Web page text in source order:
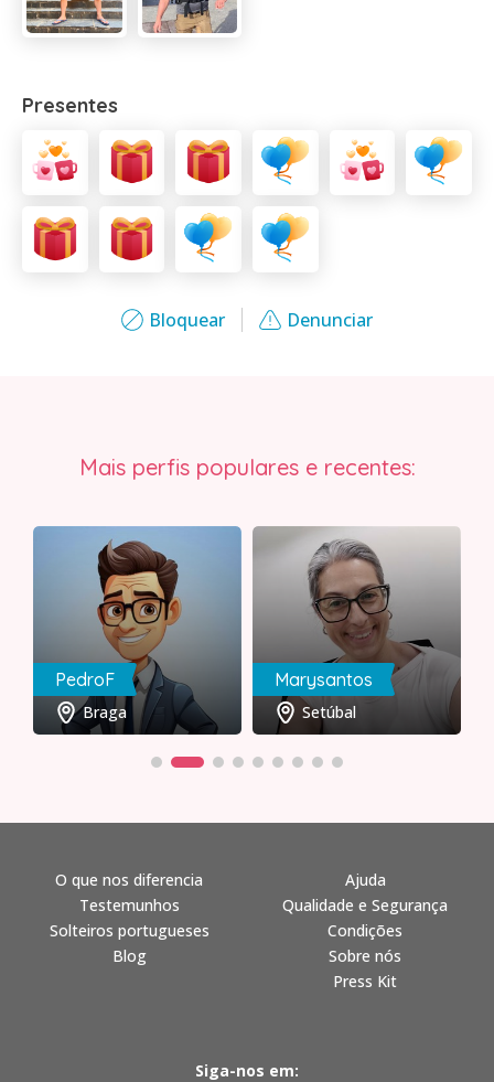
Bloquear Denunciar
Presentes
Mais perfis populares e recentes:
PedroF
Braga
Marysantos
Setúbal
O que nos diferencia
Testemunhos
Solteiros portugueses
Blog
Ajuda
Qualidade e Segurança
Condições
Sobre nós
Press Kit
Siga-nos em: